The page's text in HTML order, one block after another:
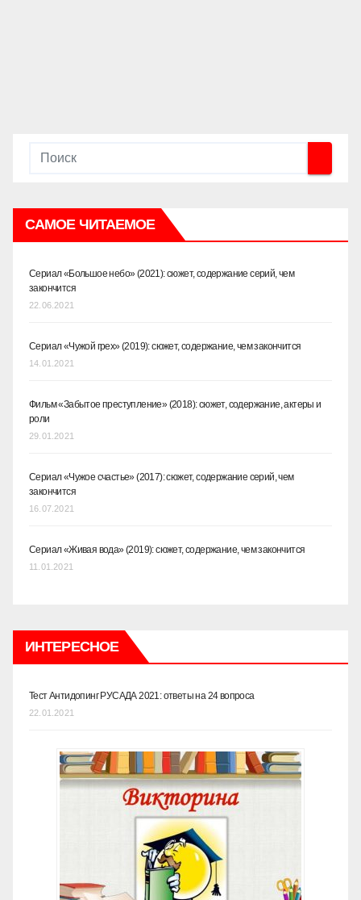
САМОЕ ЧИТАЕМОЕ
Сериал «Большое небо» (2021): сюжет, содержание серий, чем
закончится
22.06.2021
Сериал «Чужой грех» (2019): сюжет, содержание, чем закончится
14.01.2021
Фильм «Забытое преступление» (2018): сюжет, содержание, актеры и
роли
29.01.2021
Сериал «Чужое счастье» (2017): сюжет, содержание серий, чем
закончится
16.07.2021
Сериал «Живая вода» (2019): сюжет, содержание, чем закончится
11.01.2021
ИНТЕРЕСНОЕ
Тест Антидопинг РУСАДА 2021: ответы на 24 вопроса
22.01.2021